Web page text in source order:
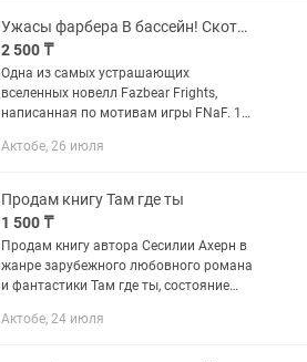
Вселенную. Ну...
Ужасы фарбера В бассейн! Скотт Коутон, Элли Купер, 288 страниц
2 500 ₸
Одна из самых устрашающих
вселенных новелл Fazbear Frights,
написанная по мотивам игры FNaF. 1
Бассейн!», «Быть красивой» и «На сто
Актобе, 26 июля
Продам книгу Там где ты
1 500 ₸
Продам книгу автора Сесилии Ахерн в
жанре зарубежного любовного романа
и фантастики Там где ты, состояние
Актобе, 24 июля